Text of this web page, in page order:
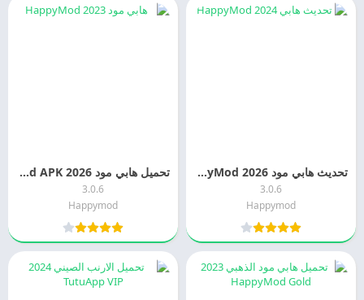
تحديث هابي مود 2026 HappyMod اخر اصدار مجانا
3.0.6
Happymod
تحميل هابي مود 2026 HappyMod APK هابي مود حقيقي
3.0.6
Happymod